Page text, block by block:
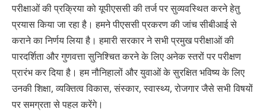
परीक्षाओं की प्रक्रिया को यूपीएससी की तर्ज पर सुव्यवस्थित करने हेतु
प्रयास किया जा रहा है। हमने पीएससी प्रकरण की जांच सीबीआई से
कराने का निर्णय लिया है। हमारी सरकार ने सभी प्रमुख परीक्षाओं की
पारदर्शिता और गुणवत्ता सुनिश्चित करने के लिए अनेक स्तरों पर परीक्षण
प्रारंभ कर दिया है। हम नौनिहालों और युवाओं के सुरक्षित भविष्य के लिए
उनकी शिक्षा, व्यक्तित्व विकास, संस्कार, स्वास्थ्य, रोजगार जैसे सभी विषयों
पर समग्रता से पहल करेंगे।